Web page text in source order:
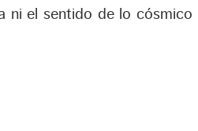
ni el sentido de lo cósmico